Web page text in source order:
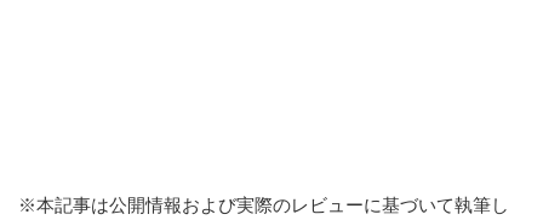
※本記事は公開情報および実際のレビューに基づいて執筆し